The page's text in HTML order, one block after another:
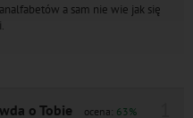
a sam nie wie jak się
o Tobie ocena: 63%